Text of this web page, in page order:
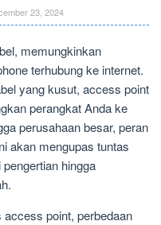
23, 2024
memungkinkan
terhubung ke internet.
yang kusut, access point
perangkat Anda ke
perusahaan besar, peran
akan mengupas tuntas
hingga
point, perbedaan